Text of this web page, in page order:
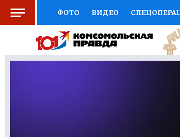
ФОТО ВИДЕО
СОЦПОДДЕРЖКА НАУКА
ВЫБОР ЭКСПЕРТОВ ДОКТОР